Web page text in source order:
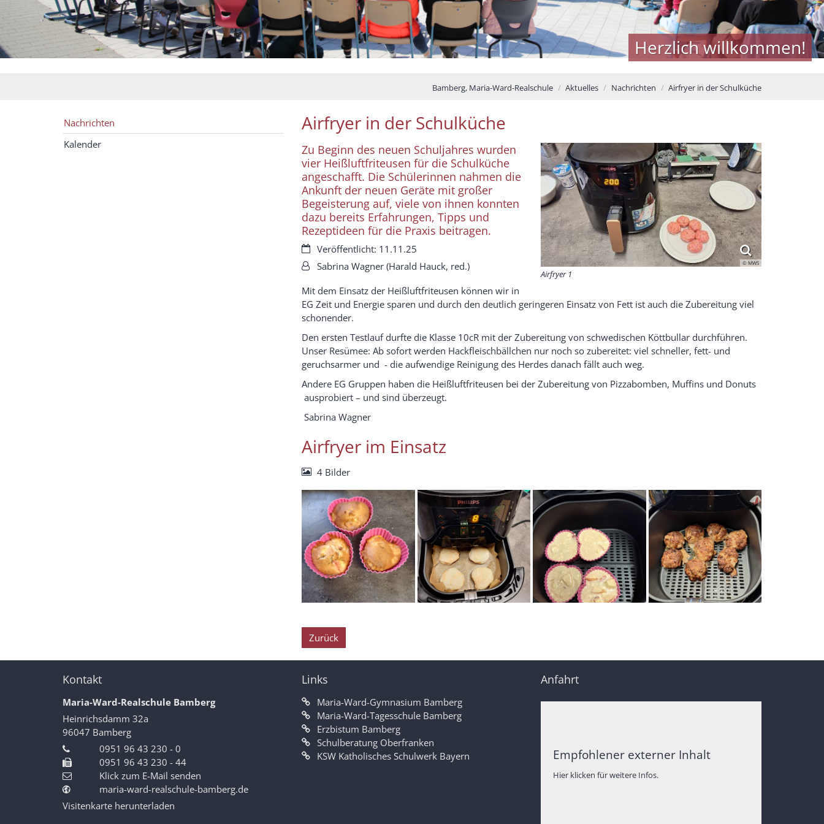
Herzlich willkommen!
Bamberg, Maria-Ward-Realschule Aktuelles Nachrichten Airfryer in der Schulküche
Airfryer in der Schulküche
© MWS
Airfryer 1
Zu Beginn des neuen Schuljahres wurden
vier Heißluftfriteusen für die Schulküche
angeschafft. Die Schülerinnen nahmen die
Ankunft der neuen Geräte mit großer
Begeisterung auf, viele von ihnen konnten
dazu bereits Erfahrungen, Tipps und
Rezeptideen für die Praxis beitragen.
Datum:Veröffentlicht: 11.11.25
Von:Sabrina Wagner (Harald Hauck, red.)
Mit dem Einsatz der Heißluftfriteusen können wir in
EG Zeit und Energie sparen und durch den deutlich geringeren Einsatz von Fett ist auch die Zubereitung viel
schonender.
Den ersten Testlauf durfte die Klasse 10cR mit der Zubereitung von schwedischen Köttbullar durchführen.
Unser Resümee: Ab sofort werden Hackfleischbällchen nur noch so zubereitet: viel schneller, fett- und
geruchsarmer und - die aufwendige Reinigung des Herdes danach fällt auch weg.
Andere EG Gruppen haben die Heißluftfriteusen bei der Zubereitung von Pizzabomben, Muffins und Donuts
ausprobiert – und sind überzeugt.
Sabrina Wagner
Airfryer im Einsatz
4 Bilder
Zurück
Nachrichten
Kalender
Kontakt
Maria-Ward-Realschule Bamberg
Heinrichsdamm 32a
96047 Bamberg
0951 96 43 230 - 0
0951 96 43 230 - 44
Klick zum E-Mail senden
maria-ward-realschule-bamberg.de
Visitenkarte herunterladen
Links
Maria-Ward-Gymnasium Bamberg
Maria-Ward-Tagesschule Bamberg
Erzbistum Bamberg
Schulberatung Oberfranken
KSW Katholisches Schulwerk Bayern
Anfahrt
Empfohlener externer Inhalt
Hier klicken für weitere Infos.